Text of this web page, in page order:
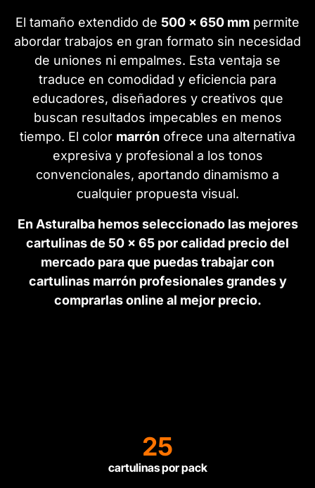
El tamaño extendido de 500 x 650 mm permite
abordar trabajos en gran formato sin necesidad
de uniones ni empalmes. Esta ventaja se
traduce en comodidad y eficiencia para
educadores, diseñadores y creativos que
buscan resultados impecables en menos
tiempo. El color marrón ofrece una alternativa
expresiva y profesional a los tonos
convencionales, aportando dinamismo a
cualquier propuesta visual.
En Asturalba hemos seleccionado las mejores
cartulinas de 50 x 65 por calidad precio del
mercado para que puedas trabajar con
cartulinas marrón profesionales grandes y
comprarlas online al mejor precio.
25
cartulinas por pack